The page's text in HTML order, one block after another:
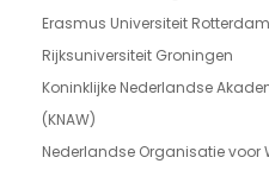
Erasmus Universiteit Rotterdam
Rijksuniversiteit Groningen
Koninklijke Nederlandse
(KNAW)
Nederlandse Organisatie voor